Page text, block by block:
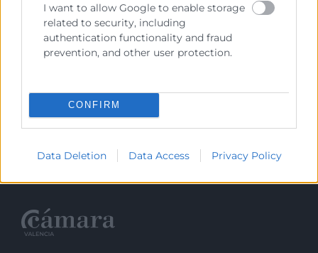
I want to allow Google to enable storage
related to security, including
authentication functionality and fraud
prevention, and other user protection.
CONFIRM
Data Deletion Data Access Privacy Policy
He leído y acepto laPolítica de Privacidad